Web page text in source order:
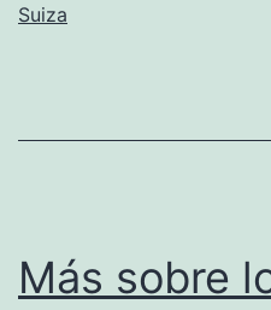
Suiza
Más sobre